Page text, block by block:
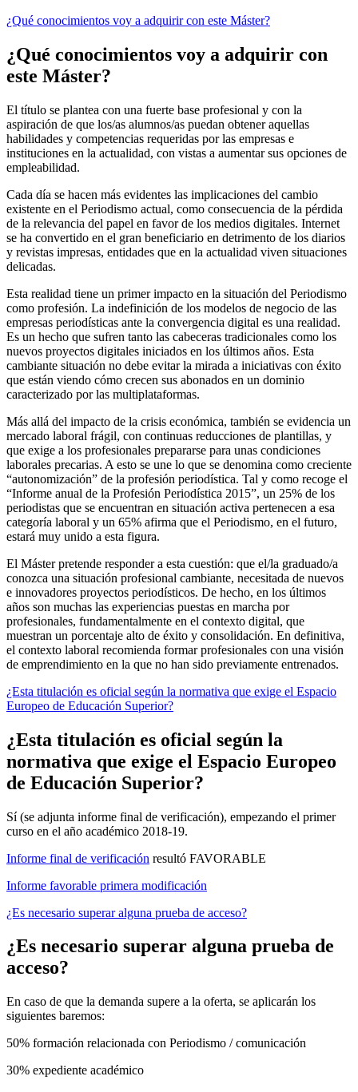
¿Qué conocimientos voy a adquirir con este Máster?
¿Qué conocimientos voy a adquirir con
este Máster?
El título se plantea con una fuerte base profesional y con la
aspiración de que los/as alumnos/as puedan obtener aquellas
habilidades y competencias requeridas por las empresas e
instituciones en la actualidad, con vistas a aumentar sus opciones de
empleabilidad.
Cada día se hacen más evidentes las implicaciones del cambio
existente en el Periodismo actual, como consecuencia de la pérdida
de la relevancia del papel en favor de los medios digitales. Internet
se ha convertido en el gran beneficiario en detrimento de los diarios
y revistas impresas, entidades que en la actualidad viven situaciones
delicadas.
Esta realidad tiene un primer impacto en la situación del Periodismo
como profesión. La indefinición de los modelos de negocio de las
empresas periodísticas ante la convergencia digital es una realidad.
Es un hecho que sufren tanto las cabeceras tradicionales como los
nuevos proyectos digitales iniciados en los últimos años. Esta
cambiante situación no debe evitar la mirada a iniciativas con éxito
que están viendo cómo crecen sus abonados en un dominio
caracterizado por las multiplataformas.
Más allá del impacto de la crisis económica, también se evidencia un
mercado laboral frágil, con continuas reducciones de plantillas, y
que exige a los profesionales prepararse para unas condiciones
laborales precarias. A esto se une lo que se denomina como creciente
“autonomización” de la profesión periodística. Tal y como recoge el
“Informe anual de la Profesión Periodística 2015”, un 25% de los
periodistas que se encuentran en situación activa pertenecen a esa
categoría laboral y un 65% afirma que el Periodismo, en el futuro,
estará muy unido a esta figura.
El Máster pretende responder a esta cuestión: que el/la graduado/a
conozca una situación profesional cambiante, necesitada de nuevos
e innovadores proyectos periodísticos. De hecho, en los últimos
años son muchas las experiencias puestas en marcha por
profesionales, fundamentalmente en el contexto digital, que
muestran un porcentaje alto de éxito y consolidación. En definitiva,
el contexto laboral recomienda formar profesionales con una visión
de emprendimiento en la que no han sido previamente entrenados.
¿Esta titulación es oficial según la normativa que exige el Espacio
Europeo de Educación Superior?
¿Esta titulación es oficial según la
normativa que exige el Espacio Europeo
de Educación Superior?
Sí (se adjunta informe final de verificación), empezando el primer
curso en el año académico 2018-19.
Informe final de verificación resultó FAVORABLE
Informe favorable primera modificación
¿Es necesario superar alguna prueba de acceso?
¿Es necesario superar alguna prueba de
acceso?
En caso de que la demanda supere a la oferta, se aplicarán los
siguientes baremos:
50% formación relacionada con Periodismo / comunicación
30% expediente académico